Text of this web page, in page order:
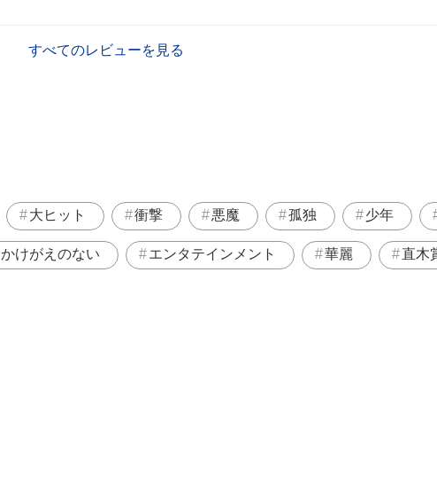
すべてのレビューを見る
大ヒット 衝撃 悪魔 孤独 少年
かけがえのない エンタテインメント 華麗 直木